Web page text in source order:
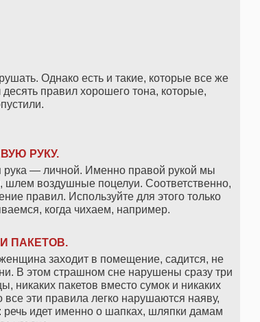
Однако есть и такие, которые все же
правил хорошего тона, которые,
РУКУ.
рука — личной. Именно правой рукой мы
воздушные поцелуи. Соответственно,
правил. Используйте для этого только
когда чихаем, например.
ПАКЕТОВ.
заходит в помещение, садится, не
В этом страшном сне нарушены сразу три
никаких пакетов вместо сумок и никаких
эти правила легко нарушаются наяву,
речь идет именно о шапках, шляпки дамам